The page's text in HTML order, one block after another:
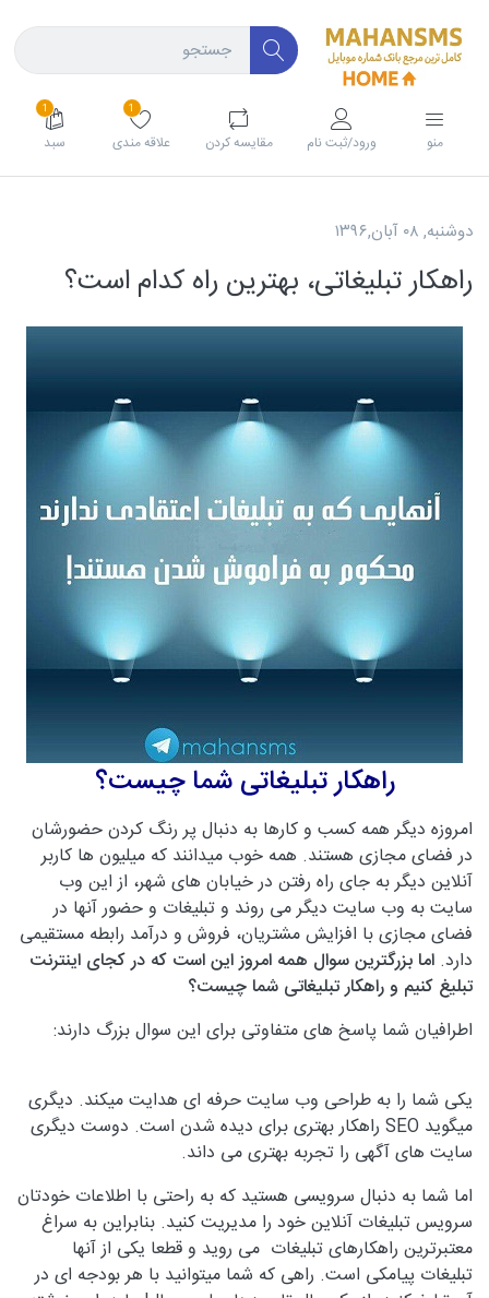
منو ورود/ثبت نام مقايسه كردن
1
علاقه مندی
1
سبد
دوشنبه, ۰۸ آبان,۱۳۹۶
راهکار تبلیغاتی، بهترین راه کدام است؟
راهکار تبلیغاتی شما چیست؟
امروزه دیگر همه کسب و کارها به دنبال پر رنگ کردن حضورشان
در فضای مجازی هستند. همه خوب میدانند که میلیون ها کاربر
آنلاین دیگر به جای راه رفتن در خیابان های شهر، از این وب
سایت به وب سایت دیگر می روند و تبلیغات و حضور آنها در
فضای مجازی با افزایش مشتریان، فروش و درآمد رابطه مستقیمی
دارد. اما بزرگترین سوال همه امروز این است که در کجای اینترنت
تبلیغ کنیم و راهکار تبلیغاتی شما چیست؟
اطرافیان شما پاسخ های متفاوتی برای این سوال بزرگ دارند:
یکی شما را به طراحی وب سایت حرفه ای هدایت میکند. دیگری
میگوید SEO راهکار بهتری برای دیده شدن است. دوست دیگری
سایت های آگهی را تجربه بهتری می داند.
اما شما به دنبال سرویسی هستید که به راحتی با اطلاعات خودتان
سرویس تبلیغات آنلاین خود را مدیریت کنید. بنابراین به سراغ
معتبرترین راهکارهای تبلیغات می روید و قطعا یکی از آنها
تبلیغات پیامکی است. راهی که شما میتوانید با هر بودجه ای در